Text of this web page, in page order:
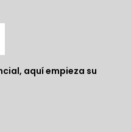
aquí empieza su